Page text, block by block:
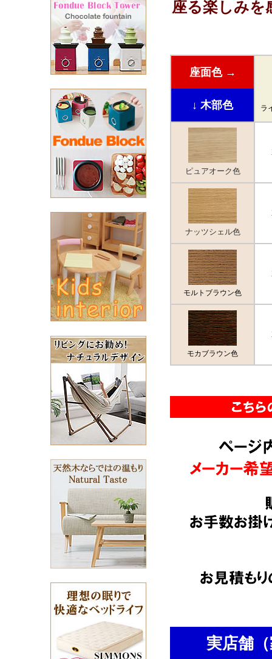
座る楽しみを
座面色 →
↓ 木部色 ラ
ピュアオーク色
ナッツシェル色
モルトブラウン色
モカブラウン色
実店舗